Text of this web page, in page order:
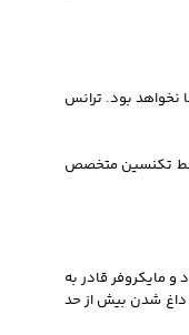
نخواهد بود. ترانس
تکنسین متخصص
مایکروفر قادر به
داغ شدن بیش از حد